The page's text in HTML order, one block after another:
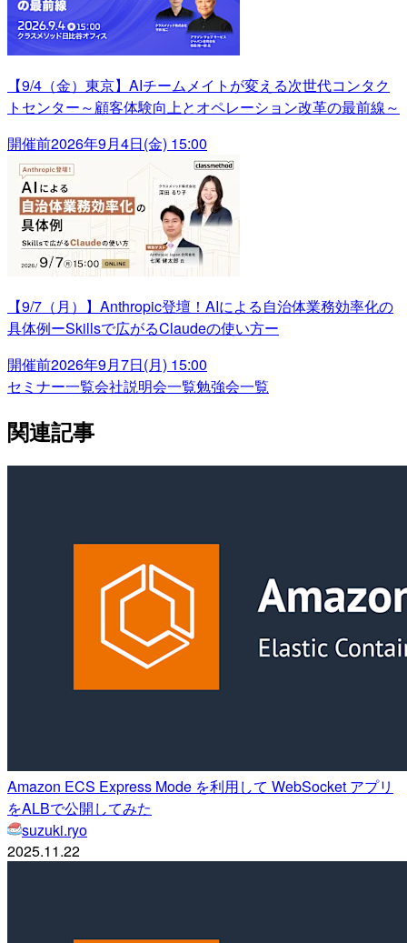
【9/4（金）東京】AIチームメイトが変える次世代コンタク
トセンター～顧客体験向上とオペレーション改革の最前線～
開催前2026年9月4日(金) 15:00
【9/7（月）】Anthropic登壇！AIによる自治体業務効率化の
具体例ーSkillsで広がるClaudeの使い方ー
開催前2026年9月7日(月) 15:00
セミナー一覧会社説明会一覧勉強会一覧
関連記事
Amazon ECS Express Mode を利用して WebSocket アプリ
をALBで公開してみた
suzuki.ryo
2025.11.22